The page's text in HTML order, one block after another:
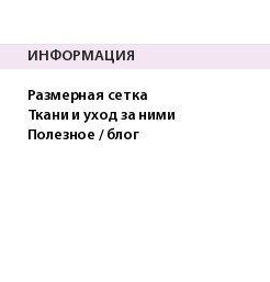
ИНФОРМАЦИЯ
Размерная сетка
Ткани и уход за ними
Полезное / блог